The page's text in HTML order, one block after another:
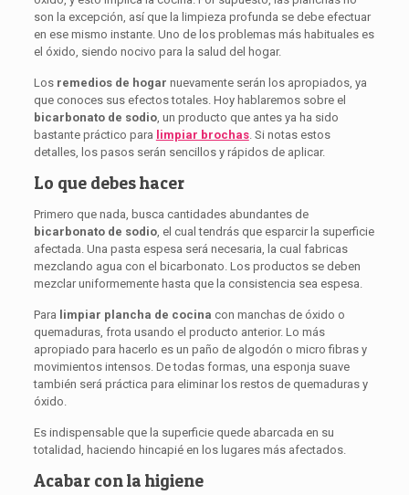
son la excepción, así que la limpieza profunda se debe efectuar
en ese mismo instante. Uno de los problemas más habituales es
el óxido, siendo nocivo para la salud del hogar.
Los remedios de hogar nuevamente serán los apropiados, ya
que conoces sus efectos totales. Hoy hablaremos sobre el
bicarbonato de sodio, un producto que antes ya ha sido
bastante práctico para limpiar brochas. Si notas estos
detalles, los pasos serán sencillos y rápidos de aplicar.
Lo que debes hacer
Primero que nada, busca cantidades abundantes de
bicarbonato de sodio, el cual tendrás que esparcir la superficie
afectada. Una pasta espesa será necesaria, la cual fabricas
mezclando agua con el bicarbonato. Los productos se deben
mezclar uniformemente hasta que la consistencia sea espesa.
Para limpiar plancha de cocina con manchas de óxido o
quemaduras, frota usando el producto anterior. Lo más
apropiado para hacerlo es un paño de algodón o micro fibras y
movimientos intensos. De todas formas, una esponja suave
también será práctica para eliminar los restos de quemaduras y
óxido.
Es indispensable que la superficie quede abarcada en su
totalidad, haciendo hincapié en los lugares más afectados.
Acabar con la higiene